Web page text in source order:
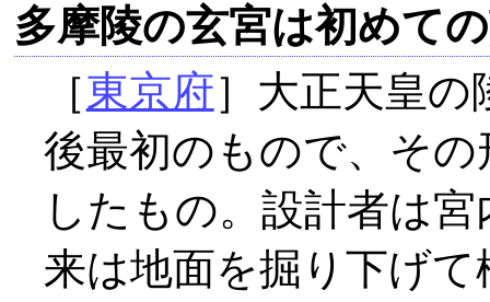
多摩陵の玄宮は初めて
［東京府］大正天皇
後最初のもので、そ
したもの。設計者は
来は地面を掘り下げ